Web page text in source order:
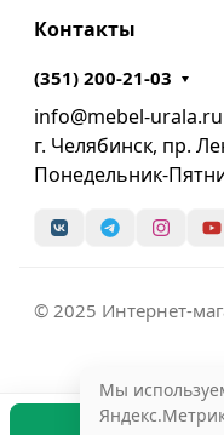
Контакты
(351) 200-21-03
info@mebel-urala.ru
г. Челябинск, пр.
Понедельник-
© 2025 Интернет-
Мы